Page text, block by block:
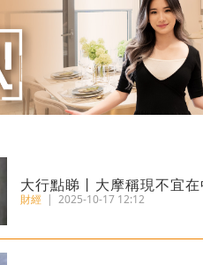
大行點睇丨大摩稱現不宜
財經 | 2025-10-17 12:12